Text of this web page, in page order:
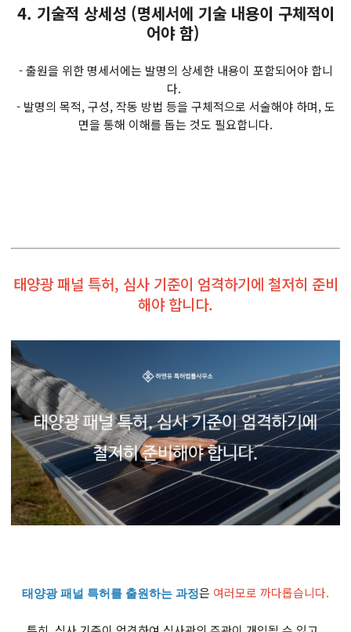
4. 기술적 상세성 (명세서에 기술 내용이 구체적이
어야 함)
- 출원을 위한 명세서에는 발명의 상세한 내용이 포함되어야 합니
다.
- 발명의 목적, 구성, 작동 방법 등을 구체적으로 서술해야 하며, 도
면을 통해 이해를 돕는 것도 필요합니다.
태양광 패널 특허, 심사 기준이 엄격하기에 철저히 준비
해야 합니다.
태양광 패널 특허를 출원하는 과정은 여러모로 까다롭습니다.